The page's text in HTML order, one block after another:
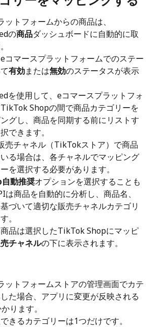
ットフォームからの商品は、
の商品ダッシュボードに自動的に取
コマースプラットフォームでのステー
有効または無効のステータスが表示
を使用して、eコマースプラットフォ
Shopの間で商品カテゴリーを
グし、商品を同期する前にリストす
できます。
売チャネル（TikTokストア）で商品
る場合は、各チャネルでマッピング
を選択する必要があります。
動推奨オプションを選択することも
は商品を自動的に分析し、商品名、
づいて適切な販売チャネルカテゴリ
。
品は選択したTikTok Shopにマッピ
チャネルの下に表示されます。
ットフォームストアの管理画面でカテ
た場合、アプリに変更が反映される
ります。
きるカテゴリーは1つだけです。